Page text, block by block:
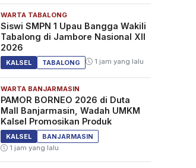
WARTA TABALONG
Siswi SMPN 1 Upau Bangga Wakili
Tabalong di Jambore Nasional XII
2026
KALSEL TABALONG 1 jam yang lalu
WARTA BANJARMASIN
PAMOR BORNEO 2026 di Duta
Mall Banjarmasin, Wadah UMKM
Kalsel Promosikan Produk
KALSEL
BANJARMASIN
1 jam yang lalu